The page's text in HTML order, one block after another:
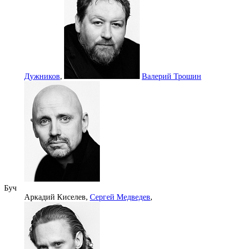
Дужников, Валерий Трошин
Буч
Аркадий Киселев, Сергей Медведев,